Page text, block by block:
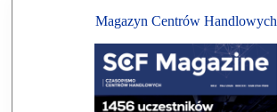
Magazyn Centrów Handlowych